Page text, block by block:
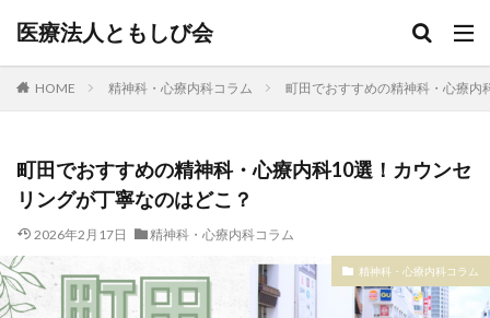
医療法人ともしび会
HOME 精神科・心療内科コラム 町田でおすすめの精神科・心療内
町田でおすすめの精神科・心療内科10選！カウンセ
リングが丁寧なのはどこ？
2026年2月17日 精神科・心療内科コラム
精神科・心療内科コラム